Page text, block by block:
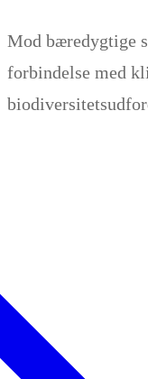
Inhalt
springen
Mod bæredygtige
forbindelse med